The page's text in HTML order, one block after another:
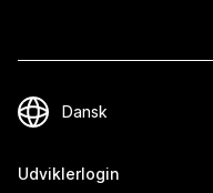
Udviklerlogin